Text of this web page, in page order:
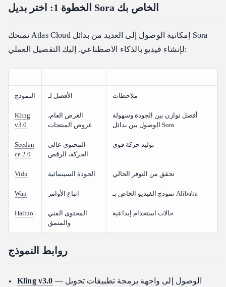
الخطوة 1: اختر بديل Sora الخاص بك
تمنحك Atlas Cloud إمكانية الوصول إلى العديد من بدائل Sora
لإنشاء فيديو بالذكاء الاصطناعي. إليك التفصيل العملي:
النموذج الأفضل لـ ملاحظات
Kling
v3.0
الغرض العام،
عروض المنتجات
أفضل توازن بين الجودة وسهولة
الوصول بين بدائل Sora
Seedan
ce 2.0
المحتوى عالي
الحركة، الرقص
توليد حركة قوي
Vidu الجودة السينمائية تحقق من التوفر الحالي
Wan اتباع الأوامر نموذج الفيديو الخاص بـ Alibaba
Hailuo
المحتوى الفني
والمنمق
حالات استخدام إبداعية
روابط النموذج
Kling v3.0 — الوصول إلى واجهة برمجة تطبيقات تحويل